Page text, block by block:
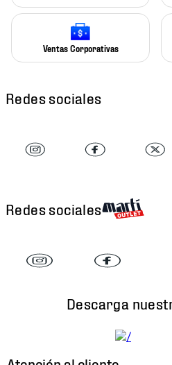
Ventas Corporativas
Redes sociales
Redes sociales
Descarga